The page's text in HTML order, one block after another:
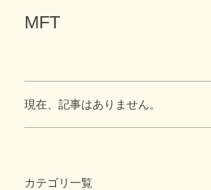
MFT
現在、記事はありません。
カテゴリ一覧